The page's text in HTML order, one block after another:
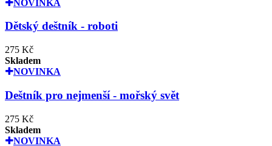
NOVINKA
Dětský deštník - roboti
275 Kč
Skladem
NOVINKA
Deštník pro nejmenší - mořský svět
275 Kč
Skladem
NOVINKA